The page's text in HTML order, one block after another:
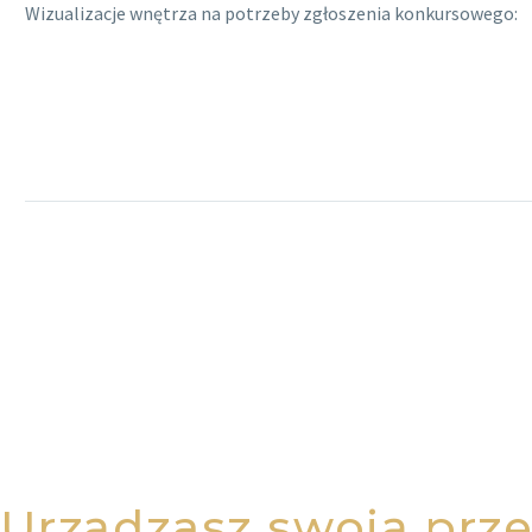
Wizualizacje wnętrza na potrzeby zgłoszenia konkursowego: